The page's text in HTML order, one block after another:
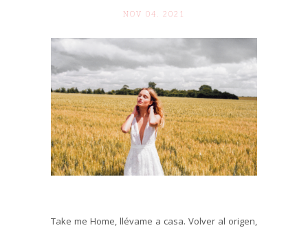
NOV 04. 2021
Take me Home, llévame a casa. Volver al origen,